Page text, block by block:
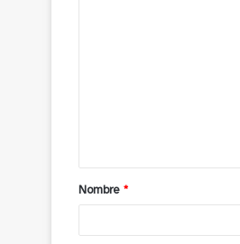
a
rNombre *